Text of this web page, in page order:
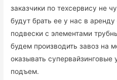
заказчики по техсервису не
будут брать ее у нас в
подвески с элементами
будем производить завоз на
оказывать супервайзинговые
подъем.